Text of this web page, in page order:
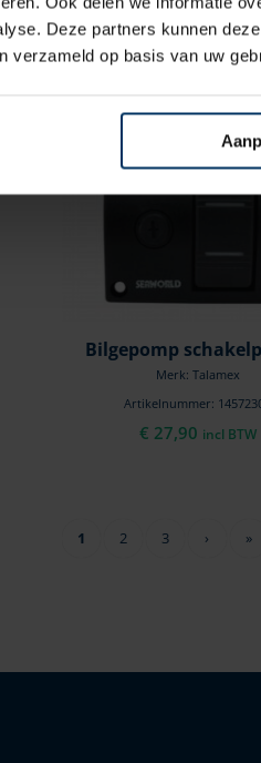
Deze partners kunnen
verzameld op basis van uw
Artikelnummer: 9018112
Bilgepomp
Merk: Talamex
Artikelnummer:
€ 27,90 incl BTW
1 2 3 › »